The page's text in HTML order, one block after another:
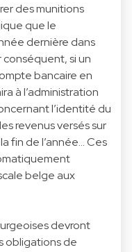
des munitions
que le
dernière dans
conséquent, si un
bancaire en
à l’administration
l’identité du
revenus versés sur
fin de l’année... Ces
belge aux
devront
obligations de